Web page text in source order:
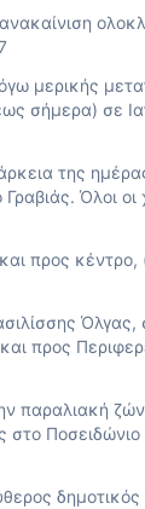
μερικής
σήμερα) σε
της
Όλοι οι
προς κέντρο,
προς
παραλιακή
Ποσειδώνιο